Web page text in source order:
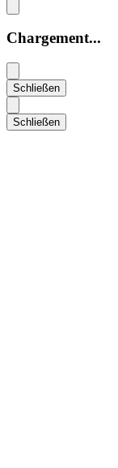
Chargement...
Schließen
Schließen